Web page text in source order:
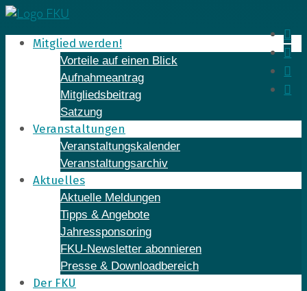
Skip
to
contentMitglied werden!
Vorteile auf einen Blick
Aufnahmeantrag
Mitgliedsbeitrag
Satzung
Veranstaltungen
Veranstaltungskalender
Veranstaltungsarchiv
Aktuelles
Aktuelle Meldungen
Tipps & Angebote
Jahressponsoring
FKU-Newsletter abonnieren
Presse & Downloadbereich
Der FKU